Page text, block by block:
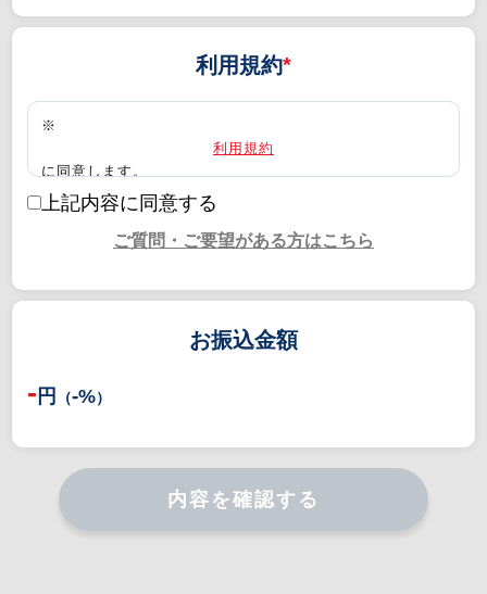
利用規約*
※
利用規約
に同意します。
※ 18歳未満ではありません。
額面記載ミスによるトラブルには対応できかねますので
ご注意ください。
他社様へ同時に買取を依頼する行為はトラブルに繋がり
ます。その際のトラブルは対応できかねますのでご注意く
※
お申込み後ご入力頂きましたメールアドレスへ自動送信
連絡ください。
上記内容に同意する
ご質問・ご要望がある方はこちら
お振込金額
- 円 （-%）
内容を確認する